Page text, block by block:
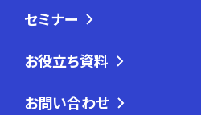
セミナー
お役立ち資料
お問い合わせ